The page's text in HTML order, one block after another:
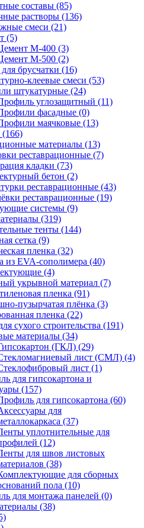
составы (85)
растворы (136)
смеси (21)
(5)
М-400 (3)
М-500 (2)
брусчатки (16)
клеевые смеси (53)
штукатурные (24)
углозащитный (11)
фасадные (0)
маячковые (13)
(166)
материалы (13)
реставрационные (7)
кладки (73)
бетон (2)
реставрационные (43)
реставрационные (19)
системы (9)
(319)
тенты (144)
сетка (9)
пленка (32)
из EVA-сополимера (40)
(4)
укрывной материал (7)
пленка (91)
пузырчатая плёнка (3)
пленка (22)
сухого строительства (191)
материалы (34)
(ГКЛ) (29)
лист (СМЛ) (4)
лист (1)
для гипсокартона и
(157)
для гипсокартона (60)
для
(37)
уплотнительные для
(12)
для швов листовых
(38)
для сборных
пола (10)
для монтажа панелей (0)
(38)